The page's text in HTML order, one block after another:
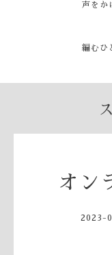
声をか
編むひ
オン
2023-